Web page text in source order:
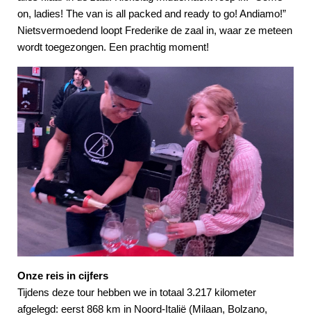
on, ladies! The van is all packed and ready to go! Andiamo!”
Nietsvermoedend loopt Frederike de zaal in, waar ze meteen
wordt toegezongen. Een prachtig moment!
Onze reis in cijfers
Tijdens deze tour hebben we in totaal 3.217 kilometer
afgelegd: eerst 868 km in Noord-Italië (Milaan, Bolzano,